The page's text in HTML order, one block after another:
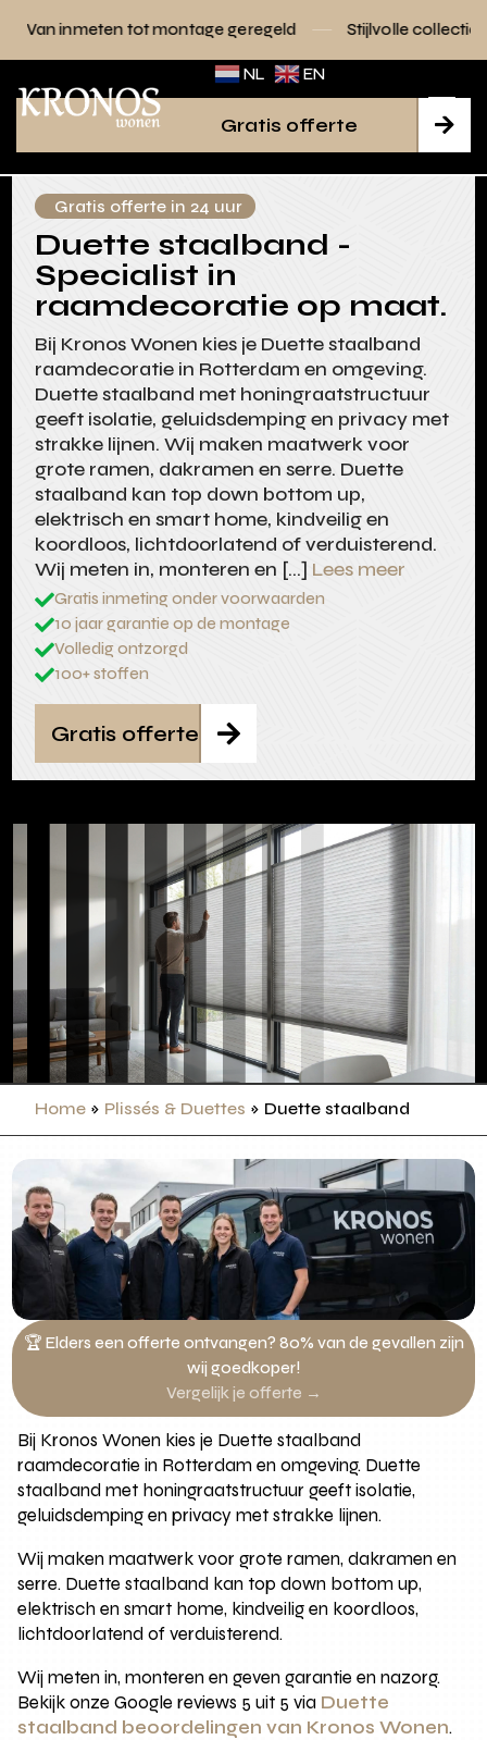
montage geregeld Stijlvolle collecties voor elk interieur
NL EN

Gratis offerte
Gratis offerte in 24 uur
Duette staalband -
Specialist in
raamdecoratie op maat.
Bij Kronos Wonen kies je Duette staalband
raamdecoratie in Rotterdam en omgeving.
Duette staalband met honingraatstructuur
geeft isolatie, geluidsdemping en privacy met
strakke lijnen. Wij maken maatwerk voor
grote ramen, dakramen en serre. Duette
staalband kan top down bottom up,
elektrisch en smart home, kindveilig en
koordloos, lichtdoorlatend of verduisterend.
Wij meten in, monteren en […] Lees meer
Gratis inmeting onder voorwaarden
10 jaar garantie op de montage
Volledig ontzorgd
100+ stoffen

Gratis offerte
Home» Plissés & Duettes » Duette staalband
🏆 Elders een offerte ontvangen? 80% van de gevallen zijn
wij goedkoper!
Vergelijk je offerte →
Bij Kronos Wonen kies je Duette staalband
raamdecoratie in Rotterdam en omgeving. Duette
staalband met honingraatstructuur geeft isolatie,
geluidsdemping en privacy met strakke lijnen.
Wij maken maatwerk voor grote ramen, dakramen en
serre. Duette staalband kan top down bottom up,
elektrisch en smart home, kindveilig en koordloos,
lichtdoorlatend of verduisterend.
Wij meten in, monteren en geven garantie en nazorg.
Bekijk onze Google reviews 5 uit 5 via Duette
staalband beoordelingen van Kronos Wonen.